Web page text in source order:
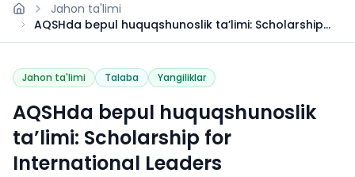
Jahon ta'limi
AQSHda bepul huquqshunoslik ta’limi: Scholarship
for International Leaders
Jahon ta'limi Talaba Yangiliklar
AQSHda bepul huquqshunoslik
ta’limi: Scholarship for
International Leaders